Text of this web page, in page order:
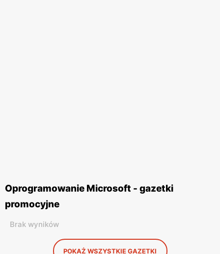
Oprogramowanie Microsoft - gazetki
promocyjne
Brak wyników
POKAŻ WSZYSTKIE GAZETKI